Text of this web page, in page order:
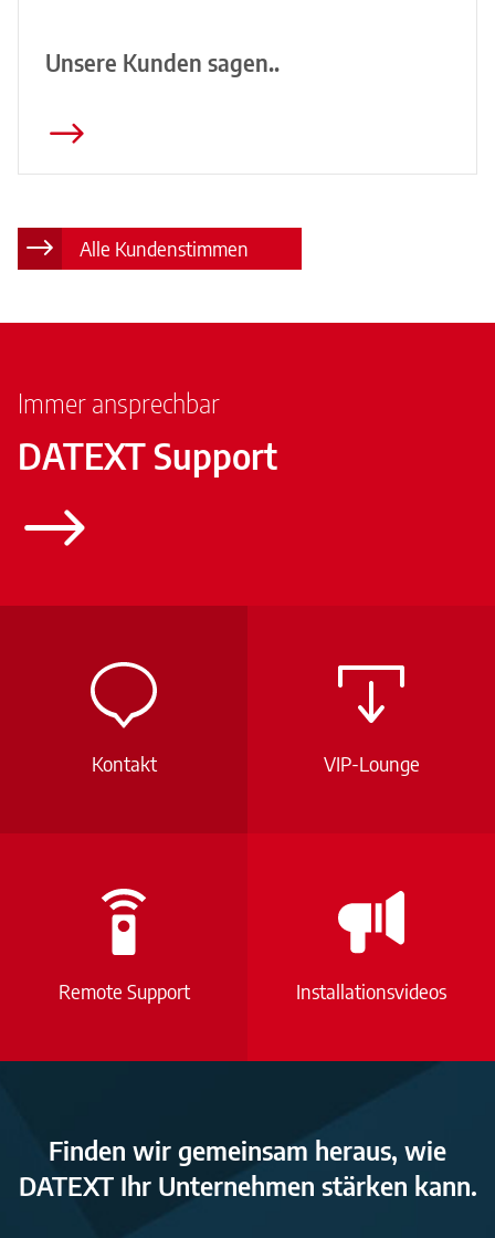
Unsere Kunden sagen..
Alle Kundenstimmen
Immer ansprechbar
DATEXT Support
Kontakt VIP-Lounge
Remote Support Installationsvideos
Finden wir gemeinsam heraus, wie
DATEXT Ihr Unternehmen stärken kann.